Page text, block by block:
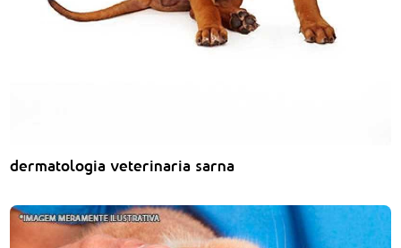
dermatologia veterinaria sarna